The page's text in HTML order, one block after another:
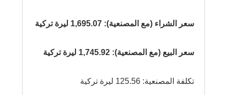
سعر الشراء (مع المصنعية): 1,695.07 ليرة تركية
سعر البيع (مع المصنعية): 1,745.92 ليرة تركية
تكلفة المصنعية: 125.56 ليرة تركية